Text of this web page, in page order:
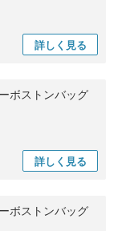
詳しく 見る
ボストンバッグ
詳しく 見る
ボストンバッグ